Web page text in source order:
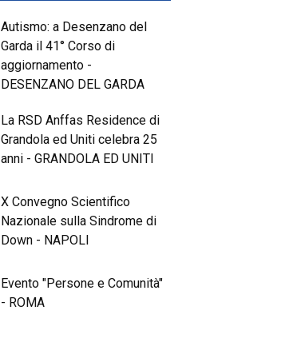
Autismo: a Desenzano del
Garda il 41° Corso di
aggiornamento -
DESENZANO DEL GARDA
La RSD Anffas Residence di
Grandola ed Uniti celebra 25
anni - GRANDOLA ED UNITI
X Convegno Scientifico
Nazionale sulla Sindrome di
Down - NAPOLI
Evento "Persone e Comunità"
- ROMA